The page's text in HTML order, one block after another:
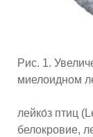
Рис. 1.
миелоидном
лейко́з птиц
белокровие,